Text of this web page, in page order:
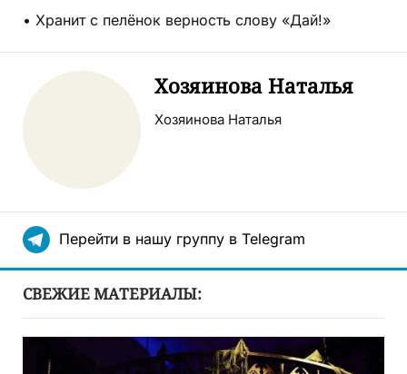
• Хранит с пелёнок верность слову «Дай!»
Хозяинова Наталья
Хозяинова Наталья
Перейти в нашу группу в Telegram
СВЕЖИЕ МАТЕРИАЛЫ: